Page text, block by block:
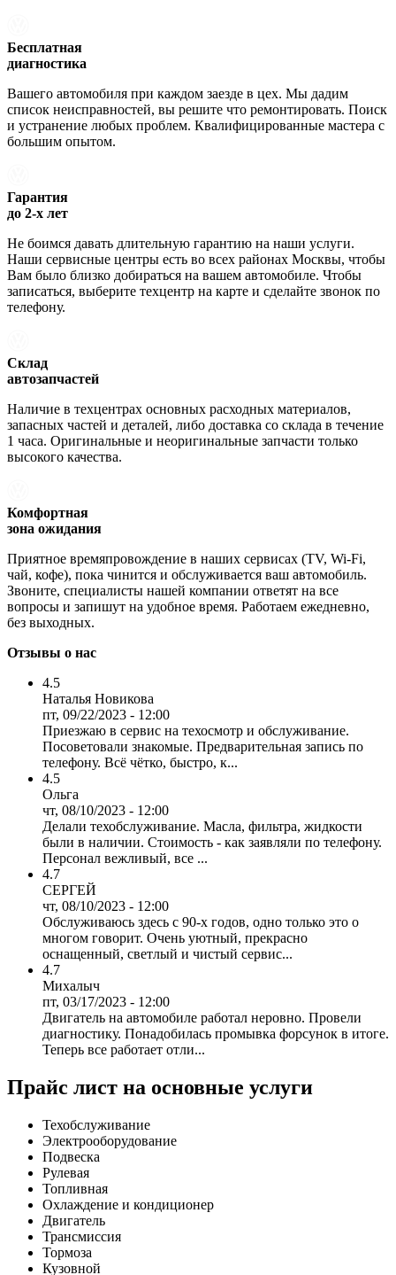
Бесплатная
диагностика
Вашего автомобиля при каждом заезде в цех. Мы дадим
список неисправностей, вы решите что ремонтировать. Поиск
и устранение любых проблем. Квалифицированные мастера с
большим опытом.
Гарантия
до 2-х лет
Не боимся давать длительную гарантию на наши услуги.
Наши сервисные центры есть во всех районах Москвы, чтобы
Вам было близко добираться на вашем автомобиле. Чтобы
записаться, выберите техцентр на карте и сделайте звонок по
телефону.
Склад
автозапчастей
Наличие в техцентрах основных расходных материалов,
запасных частей и деталей, либо доставка со склада в течение
1 часа. Оригинальные и неоригинальные запчасти только
высокого качества.
Комфортная
зона ожидания
Приятное времяпровождение в наших сервисах (TV, Wi-Fi,
чай, кофе), пока чинится и обслуживается ваш автомобиль.
Звоните, специалисты нашей компании ответят на все
вопросы и запишут на удобное время. Работаем ежедневно,
без выходных.
Отзывы о нас
4.5
Наталья Новикова
пт, 09/22/2023 - 12:00
Приезжаю в сервис на техосмотр и обслуживание.
Посоветовали знакомые. Предварительная запись по
телефону. Всё чётко, быстро, к...
4.5
Ольга
чт, 08/10/2023 - 12:00
Делали техобслуживание. Масла, фильтра, жидкости
были в наличии. Стоимость - как заявляли по телефону.
Персонал вежливый, все ...
4.7
СЕРГЕЙ
чт, 08/10/2023 - 12:00
Обслуживаюсь здесь с 90-х годов, одно только это о
многом говорит. Очень уютный, прекрасно
оснащенный, светлый и чистый сервис...
4.7
Михалыч
пт, 03/17/2023 - 12:00
Двигатель на автомобиле работал неровно. Провели
диагностику. Понадобилась промывка форсунок в итоге.
Теперь все работает отли...
Прайс лист на основные услуги
Техобслуживание
Электрооборудование
Подвеска
Рулевая
Топливная
Охлаждение и кондиционер
Двигатель
Трансмиссия
Тормоза
Кузовной